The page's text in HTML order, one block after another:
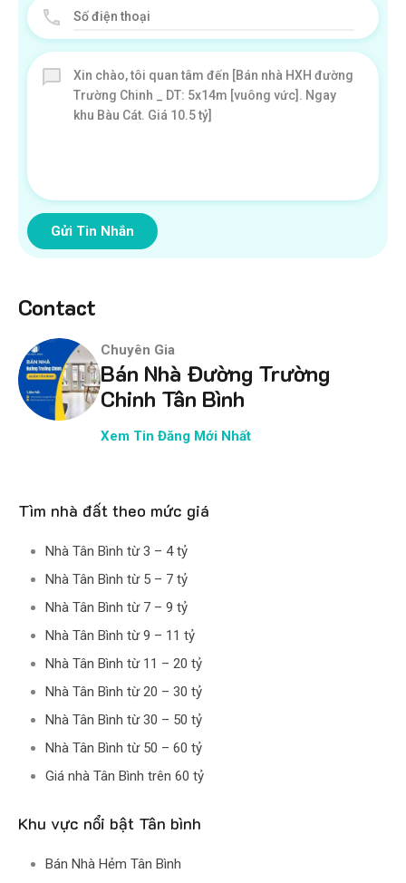
Gửi Tin Nhắn
Contact
Chuyên Gia
Bán Nhà Đường Trường
Chinh Tân Bình
Xem Tin Đăng Mới Nhất
Tìm nhà đất theo mức giá
Nhà Tân Bình từ 3 – 4 tỷ
Nhà Tân Bình từ 5 – 7 tỷ
Nhà Tân Bình từ 7 – 9 tỷ
Nhà Tân Bình từ 9 – 11 tỷ
Nhà Tân Bình từ 11 – 20 tỷ
Nhà Tân Bình từ 20 – 30 tỷ
Nhà Tân Bình từ 30 – 50 tỷ
Nhà Tân Bình từ 50 – 60 tỷ
Giá nhà Tân Bình trên 60 tỷ
Khu vực nổi bật Tân bình
Bán Nhà Hẻm Tân Bình